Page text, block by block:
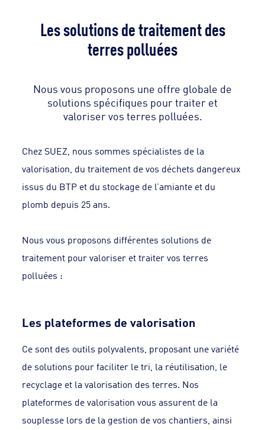
Les solutions de traitement des
terres polluées
Nous vous proposons une offre globale de
solutions spécifiques pour traiter et
valoriser vos terres polluées.
Chez SUEZ, nous sommes spécialistes de la
valorisation, du traitement de vos déchets dangereux
issus du BTP et du stockage de l’amiante et du
plomb depuis 25 ans.
Nous vous proposons différentes solutions de
traitement pour valoriser et traiter vos terres
polluées :
Les plateformes de valorisation
Ce sont des outils polyvalents, proposant une variété
de solutions pour faciliter le tri, la réutilisation, le
recyclage et la valorisation des terres. Nos
plateformes de valorisation vous assurent de la
souplesse lors de la gestion de vos chantiers, ainsi